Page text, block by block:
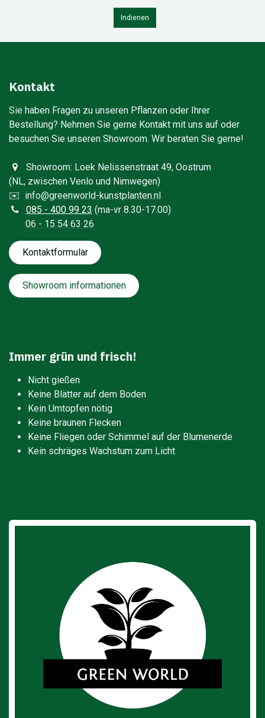
Indienen
Kontakt
Sie haben Fragen zu unseren Pflanzen oder Ihrer
Bestellung? Nehmen Sie gerne Kontakt mit uns auf oder
besuchen Sie unseren Showroom. Wir beraten Sie gerne!​
Showroom: Loek Nelissenstraat 49, Oostrum
(NL, zwischen Venlo und Nimwegen)
✉️ info@greenworld-kunstplanten.nl
085 - 400 99 23 (ma-vr 8.30-17.00)
06 - 15 54 63 26
Kontaktfo​​​​​​​​rmular
Showroom informationen
Immer grün und frisch!
Nicht gießen
Keine Blätter auf dem Boden
Kein Umtopfen nötig
Keine braunen Flecken
Keine Fliegen oder Schimmel auf der Blumenerde
Kein schräges Wachstum zum Licht